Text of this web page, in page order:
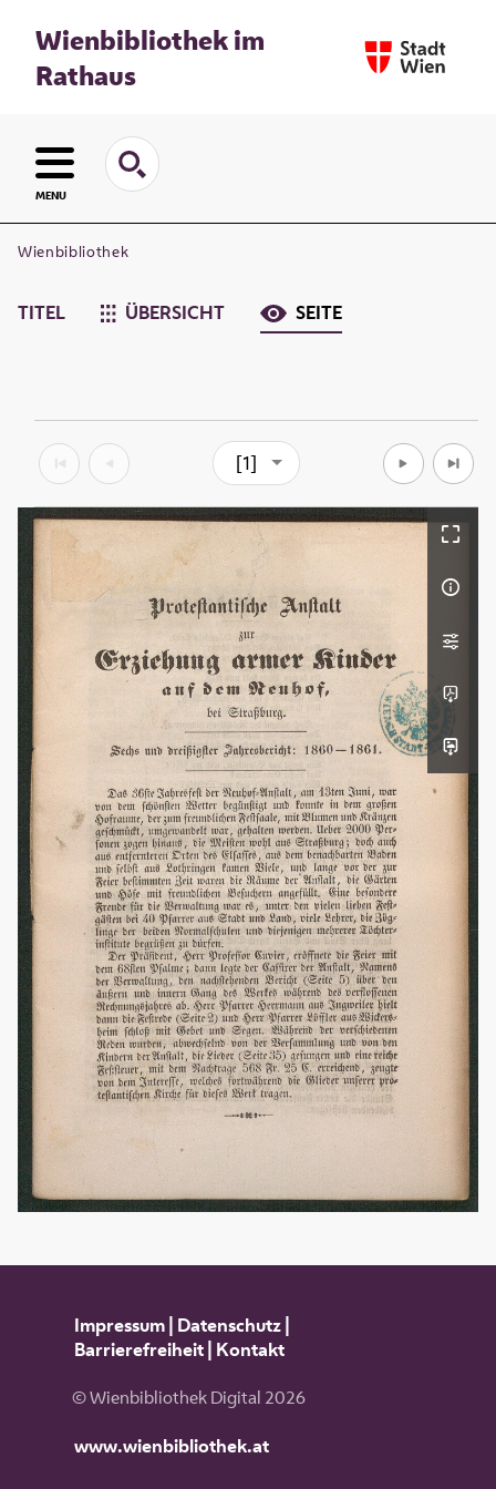
Wienbibliothek im
Rathaus
MENU
Wienbibliothek
TITEL ÜBERSICHT SEITE
[1]
Impressum| Datenschutz|
Barrierefreiheit| Kontakt
© Wienbibliothek Digital 2026
www.wienbibliothek.at